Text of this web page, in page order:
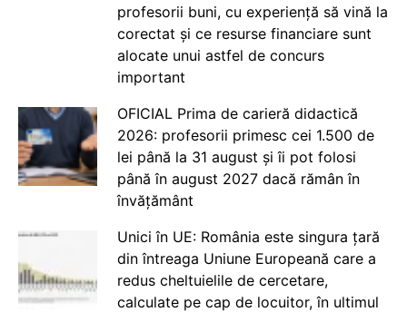
profesorii buni, cu experiență să vină la
corectat și ce resurse financiare sunt
alocate unui astfel de concurs
important
OFICIAL Prima de carieră didactică
2026: profesorii primesc cei 1.500 de
lei până la 31 august și îi pot folosi
până în august 2027 dacă rămân în
învățământ
Unici în UE: România este singura țară
din întreaga Uniune Europeană care a
redus cheltuielile de cercetare,
calculate pe cap de locuitor, în ultimul